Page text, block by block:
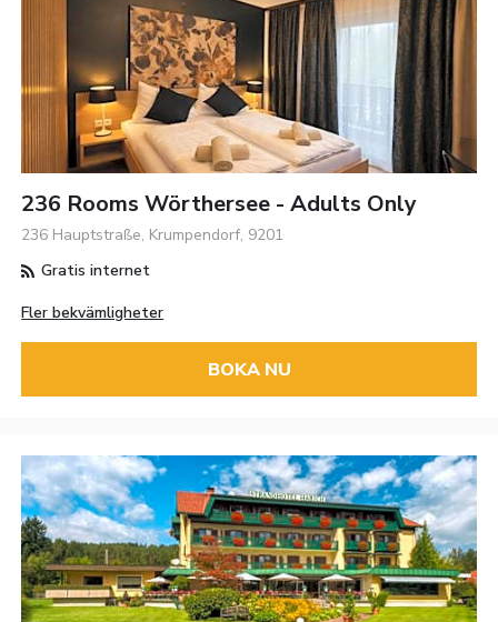
236 Rooms Wörthersee - Adults Only
236 Hauptstraße, Krumpendorf, 9201
Gratis internet
Fler bekvämligheter
BOKA NU